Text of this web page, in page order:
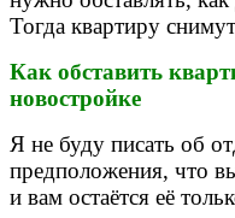
Тогда квартиру
Как обставить
новостройке
Я не буду писать об
предположения, что
и вам остаётся её